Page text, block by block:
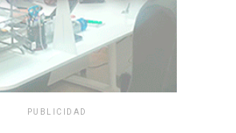
PUBLICIDAD